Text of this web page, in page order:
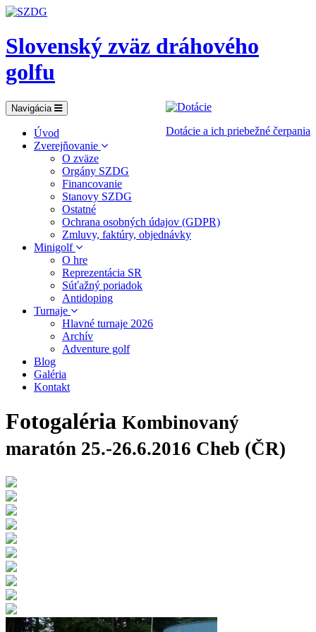
Slovenský zväz dráhového
golfu
Dotácie a ich priebežné čerpania
Navigácia
Úvod
Zverejňovanie
O zväze
Orgány SZDG
Financovanie
Stanovy SZDG
Ostatné
Ochrana osobných údajov (GDPR)
Zmluvy, faktúry, objednávky
Minigolf
O hre
Reprezentácia SR
Súťažný poriadok
Antidoping
Turnaje
Hlavné turnaje 2026
Archív
Adventure golf
Blog
Galéria
Kontakt
Fotogaléria Kombinovaný
maratón 25.-26.6.2016 Cheb (ČR)